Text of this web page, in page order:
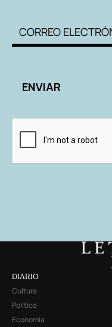
DIARIO
Cultura
Política
Economía